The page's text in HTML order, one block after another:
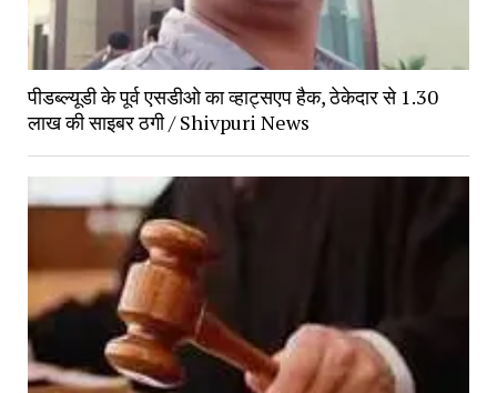
पीडब्ल्यूडी के पूर्व एसडीओ का व्हाट्सएप हैक, ठेकेदार से 1.30
लाख की साइबर ठगी / Shivpuri News